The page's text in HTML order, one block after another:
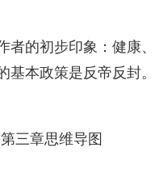
的初步印象：健康
本政策是反帝反封